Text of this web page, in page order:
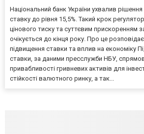
Національний банк України ухвалив
ставку до рівня 15,5%. Такий крок
цінового тиску та суттєвим прискоренням
очікується до кінця року. Про це
підвищення ставки та вплив на економіку
ставки, за даними пресслужби НБУ,
привабливості гривневих активів для
стійкості валютного ринку, а так...